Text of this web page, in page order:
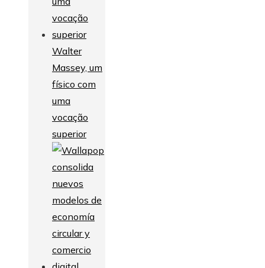
Walter
Massey, um
físico com
uma
vocação
superior